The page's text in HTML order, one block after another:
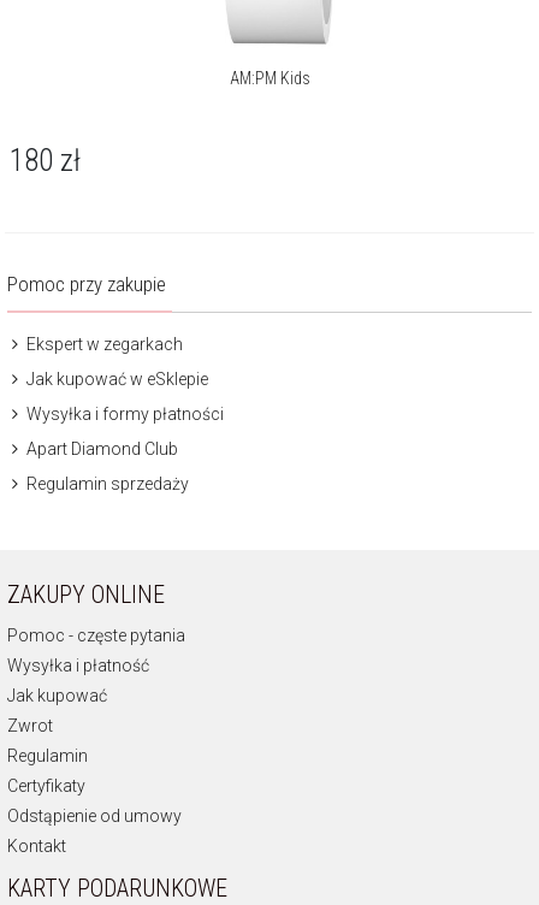
AM:PM Kids
180 zł
Pomoc przy zakupie
Ekspert w zegarkach
Jak kupować w eSklepie
Wysyłka i formy płatności
Apart Diamond Club
Regulamin sprzedaży
ZAKUPY ONLINE
Pomoc - częste pytania
Wysyłka i płatność
Jak kupować
Zwrot
Regulamin
Certyfikaty
Odstąpienie od umowy
Kontakt
KARTY PODARUNKOWE